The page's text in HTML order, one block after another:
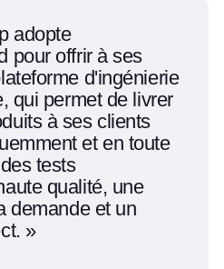
adopte
pour offrir à ses
d'ingénierie
qui permet de livrer
à ses clients
et en toute
tests
qualité, une
demande et un